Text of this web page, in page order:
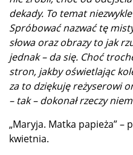
dekady. To temat
Spróbować nazwać tę
słowa oraz obrazy to jak
jednak – da się. Choć
stron, jakby oświetlając
za to dziękuję reżyserowi
– tak – dokonał rzeczy
„Maryja. Matka papieża” –
kwietnia.